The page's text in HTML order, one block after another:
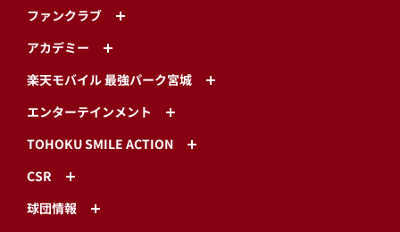
ファンクラブ
アカデミー
楽天モバイル 最強パーク宮城
エンターテインメント
TOHOKU SMILE ACTION
CSR
球団情報